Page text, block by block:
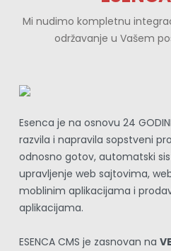
Mi nudimo kompletnu
održavanje u Vašem
Esenca je na osnovu 24
razvila i napravila sopstveni
odnosno gotov, automatski
upravljenje web sajtovima,
moblinim aplikacijama i
aplikacijama.
ESENCA CMS je zasnovan na